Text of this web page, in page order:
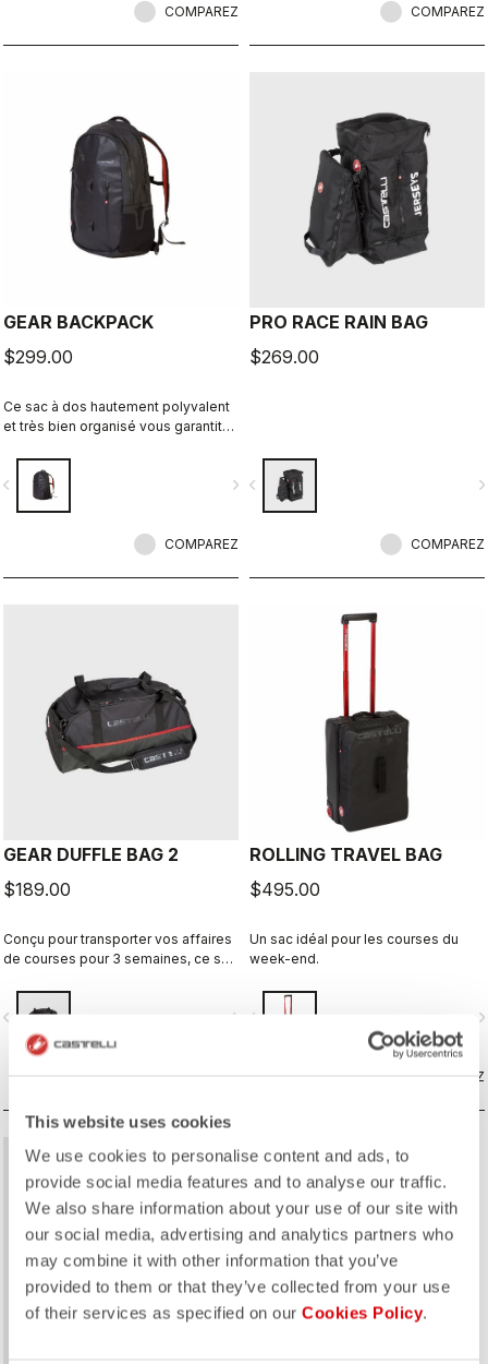
This website uses cookies
We use cookies to personalise content and ads, to
provide social media features and to analyse our traffic.
We also share information about your use of our site with
our social media, advertising and analytics partners who
may combine it with other information that you’ve
provided to them or that they’ve collected from your use
of their services as specified on our Cookies Policy.
COMPAREZ
vous en servir en hiver.
COMPAREZ
GEAR BACKPACK
$299.00
Ce sac à dos hautement polyvalent
et très bien organisé vous garantit
navigate_next
COMPAREZ
PRO RACE RAIN BAG
$269.00
navigate_before
COMPAREZ
GEAR DUFFLE BAG 2
$189.00
Conçu pour transporter vos affaires
de courses pour 3 semaines, ce sac
l'équipement nécessaire pour les
changements de météo et de types
de terrains.
navigate_next
ROLLING TRAVEL BAG
$495.00
Un sac idéal pour les courses du
week-end.
navigate_before
COMPAREZ